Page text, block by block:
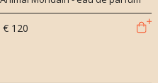
€ 120